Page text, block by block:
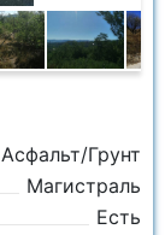
Асфальт/Грунт
Магистраль
Есть